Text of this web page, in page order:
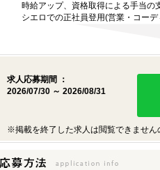
時給アップ、資格取得による手当の
シエロでの正社員登用(営業・コーデ
求人応募期間 ：
2026/07/30 ～ 2026/08/31
※掲載を終了した求人は閲覧できません